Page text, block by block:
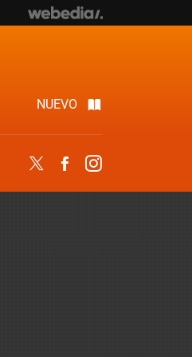
NUEVO
Twitter Facebook